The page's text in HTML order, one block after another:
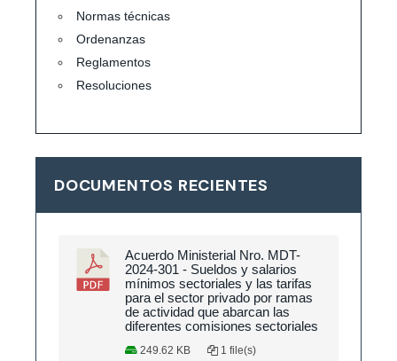
Normas técnicas
Ordenanzas
Reglamentos
Resoluciones
DOCUMENTOS RECIENTES
Acuerdo Ministerial Nro. MDT-
2024-301 - Sueldos y salarios
mínimos sectoriales y las tarifas
para el sector privado por ramas
de actividad que abarcan las
diferentes comisiones sectoriales
249.62 KB 1 file(s)